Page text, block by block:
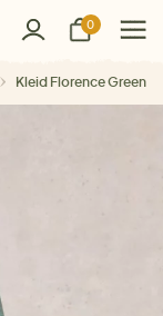
0
Kleid Florence Green